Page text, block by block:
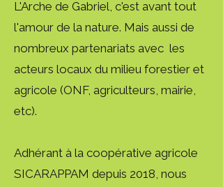
L'Arche de Gabriel, c'est avant tout
l'amour de la nature. Mais aussi de
nombreux partenariats avec les
acteurs locaux du milieu forestier et
agricole (ONF, agriculteurs, mairie,
etc).
Adhérant à la coopérative agricole
SICARAPPAM depuis 2018, nous